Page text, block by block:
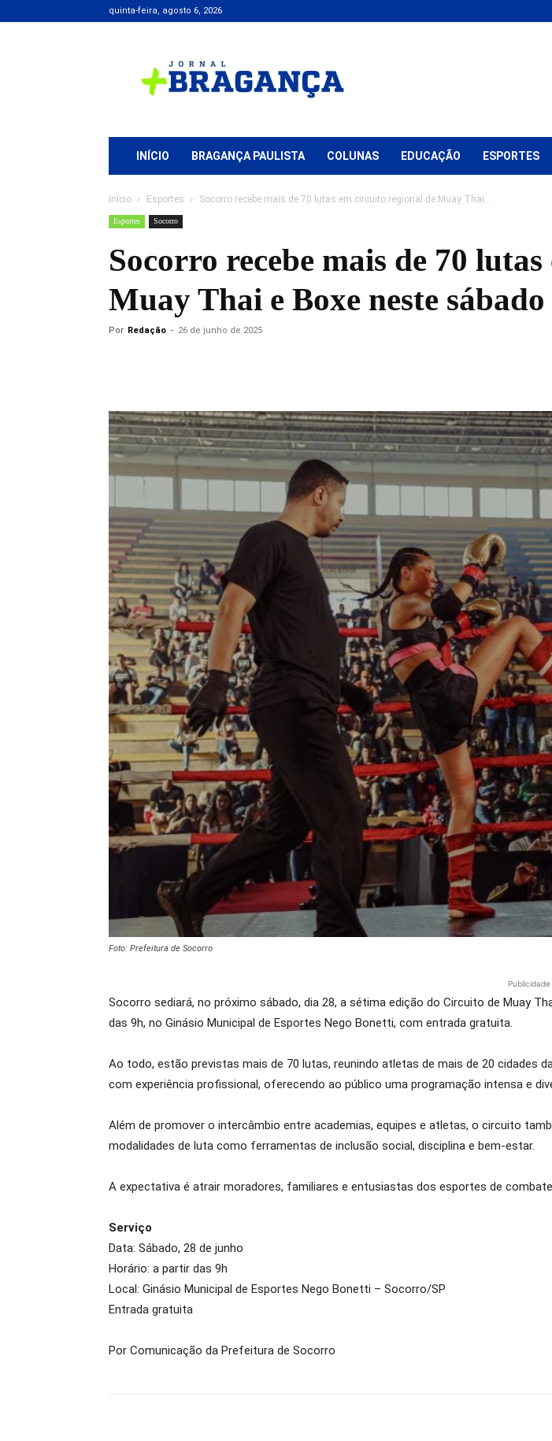
quinta-feira, agosto 6, 2026
+
Bragança
INÍCIO BRAGANÇA PAULISTA COLUNAS EDUCAÇÃO ESPORTES
Início Esportes Socorro recebe mais de 70 lutas em circuito regional de Muay Thai...
Esportes Socorro
Socorro recebe mais de 70
Muay Thai e Boxe neste sábado
Por Redação - 26 de junho de 2025
Foto: Prefeitura de Socorro
Publicidade
Socorro sediará, no próximo sábado, dia 28, a sétima edição do Circuito de Muay
das 9h, no Ginásio Municipal de Esportes Nego Bonetti, com entrada gratuita.
Ao todo, estão previstas mais de 70 lutas, reunindo atletas de mais de 20 cidades
com experiência profissional, oferecendo ao público uma programação intensa e
Além de promover o intercâmbio entre academias, equipes e atletas, o circuito
modalidades de luta como ferramentas de inclusão social, disciplina e bem-estar.
A expectativa é atrair moradores, familiares e entusiastas dos esportes de
Serviço
Data: Sábado, 28 de junho
Horário: a partir das 9h
Local: Ginásio Municipal de Esportes Nego Bonetti – Socorro/SP
Entrada gratuita
Por Comunicação da Prefeitura de Socorro